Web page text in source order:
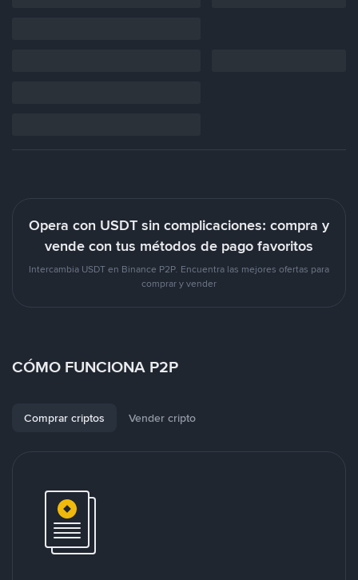
Opera con USDT sin complicaciones: compra y
vende con tus métodos de pago favoritos
Intercambia USDT en Binance P2P. Encuentra las mejores ofertas para
comprar y vender
CÓMO FUNCIONA P2P
Comprar criptos Vender cripto